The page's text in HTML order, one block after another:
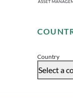
Country
Select a
Accept